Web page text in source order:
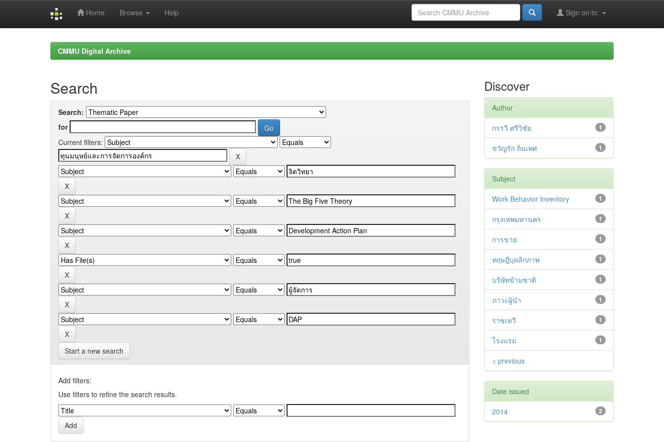
Home Browse Help Sign on to:
CMMU Digital Archive
Search
Search:
for
Current filters:
Start a new search
Add filters:
Use filters to refine the search results.
Discover
Author
1
กรรวี ศรีวิชัย
1
ขวัญรัก ถิ่นเทศ
Subject
1
Work Behavior Inventory
1
กรุงเทพมหานคร
1
การขาย
1
ทฤษฎีบุคลิกภาพ
1
บริษัทข้ามชาติ
1
ภาวะผู้นำ
1
ราชเทวี
1
โรงแรม
< previous
Date issued
2
2014